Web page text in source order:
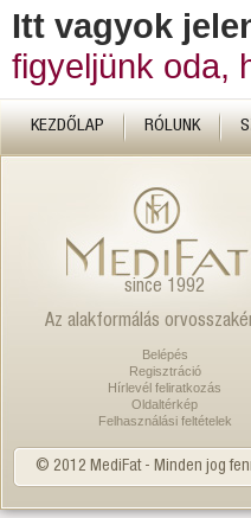
Itt vagyok
figyeljünk oda,
KEZDŐLAP RÓLUNK
since 1992
Az alakformálás
Belépés
Regisztráció
Hírlevél feliratkozás
Oldaltérkép
Felhasználási feltételek
© 2012 MediFat - Minden jog